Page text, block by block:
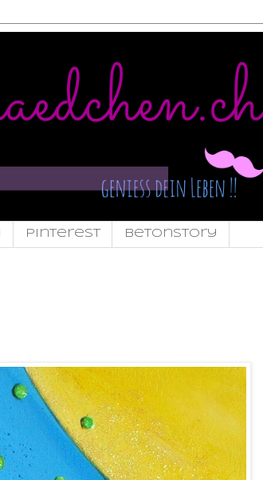
pinterest Betonstory